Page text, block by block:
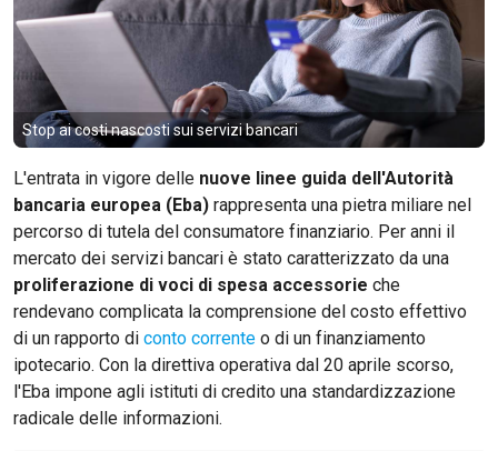
Stop ai costi nascosti sui servizi bancari
L'entrata in vigore delle nuove linee guida dell'Autorità
bancaria europea (Eba) rappresenta una pietra miliare nel
percorso di tutela del consumatore finanziario. Per anni il
mercato dei servizi bancari è stato caratterizzato da una
proliferazione di voci di spesa accessorie che
rendevano complicata la comprensione del costo effettivo
di un rapporto di conto corrente o di un finanziamento
ipotecario. Con la direttiva operativa dal 20 aprile scorso,
l'Eba impone agli istituti di credito una standardizzazione
radicale delle informazioni.